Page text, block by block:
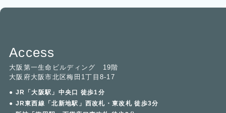
Access
大阪第一生命ビルディング 19階
大阪府大阪市北区梅田1丁目8-17
● JR「大阪駅」中央口 徒歩1分
● JR東西線「北新地駅」西改札・東改札 徒歩3分